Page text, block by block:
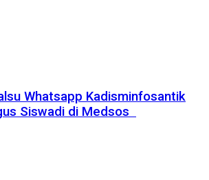
Whatsapp Kadisminfosantik
Siswadi di Medsos